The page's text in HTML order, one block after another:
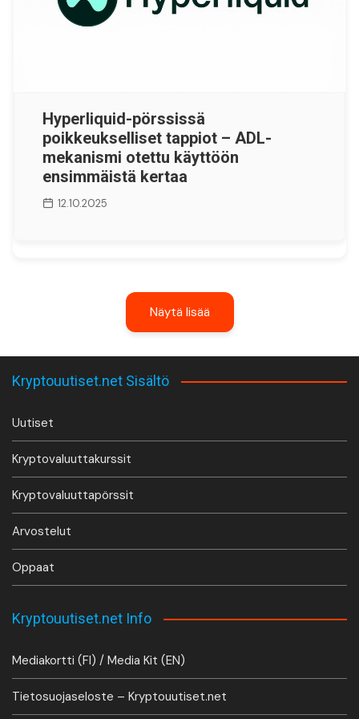
Hyperliquid-pörssissä
poikkeukselliset tappiot – ADL-
mekanismi otettu käyttöön
ensimmäistä kertaa
12.10.2025
Näytä lisää
Kryptouutiset.net Sisältö
Uutiset
Kryptovaluuttakurssit
Kryptovaluuttapörssit
Arvostelut
Oppaat
Kryptouutiset.net Info
Mediakortti (FI) / Media Kit (EN)
Tietosuojaseloste – Kryptouutiset.net